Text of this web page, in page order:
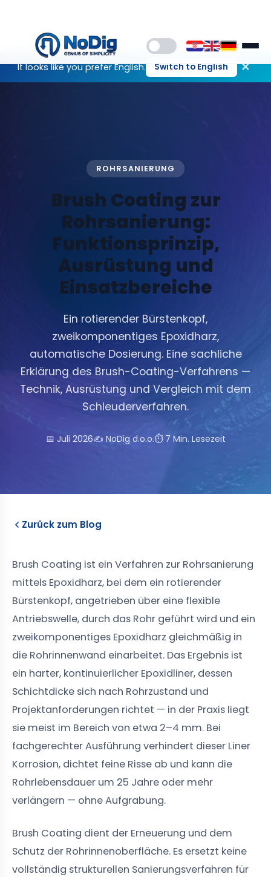
It looks like you prefer English. Switch to English ✕
ROHRSANIERUNG
Brush Coating zur
Rohrsanierung:
Funktionsprinzip,
Ausrüstung und
Einsatzbereiche
Ein rotierender Bürstenkopf,
zweikomponentiges Epoxidharz,
automatische Dosierung. Eine sachliche
Erklärung des Brush-Coating-Verfahrens —
Technik, Ausrüstung und Vergleich mit dem
Schleuderverfahren.
📅 Juli 2026✍️ NoDig d.o.o.⏱ 7 Min. Lesezeit
Zurück zum Blog
Brush Coating ist ein Verfahren zur Rohrsanierung
mittels Epoxidharz, bei dem ein rotierender
Bürstenkopf, angetrieben über eine flexible
Antriebswelle, durch das Rohr geführt wird und ein
zweikomponentiges Epoxidharz gleichmäßig in
die Rohrinnenwand einarbeitet. Das Ergebnis ist
ein harter, kontinuierlicher Epoxidliner, dessen
Schichtdicke sich nach Rohrzustand und
Projektanforderungen richtet — in der Praxis liegt
sie meist im Bereich von etwa 2–4 mm. Bei
fachgerechter Ausführung verhindert dieser Liner
Korrosion, dichtet feine Risse ab und kann die
Rohrlebensdauer um 25 Jahre oder mehr
verlängern — ohne Aufgrabung.
Brush Coating dient der Erneuerung und dem
Schutz der Rohrinnenoberfläche. Es ersetzt keine
vollständig strukturellen Sanierungsverfahren für